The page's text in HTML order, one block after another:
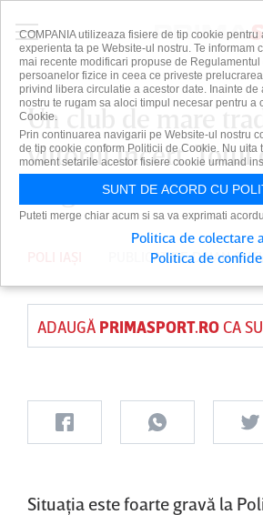
Un club de mare
viitorul incert. Totul
de găsirea unui
PUBLICAT DEDAIAN
ADAUGĂ PRIMASPORT.ROCA
Situaţia este foarte gravă la
COMPANIA utilizeaza fisiere de tip cookie
experienta ta pe Website-ul nostru. Te informam
mai recente modificari propuse de
persoanelor fizice in ceea ce priveste
privind libera circulatie a acestor date. Inainte
nostru te rugam sa aloci timpul necesar pentru
Cookie.
Prin continuarea navigarii pe Website-ul nostru
de tip cookie conform Politicii de Cookie. Nu uita
moment setarile acestor fisiere cookie urmand
SUNT DE ACORD CU
Puteti merge chiar acum si sa va exprimati
Politica de colectare
Politica de